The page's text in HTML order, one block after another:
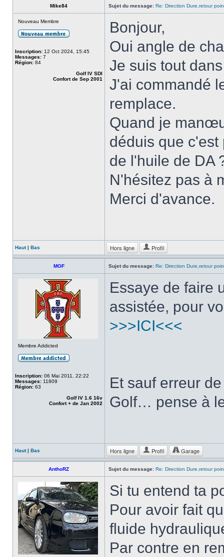
Mike84 Sujet du message: Re: Direction Dure,retour
Nouveau Membre
Inscription: 12 Oct 2024, 15:45
Messages: 7
Région: 84
Golf IV SDI
Confort de Sep 2001
Bonjour,
Oui angle de
Je suis tout
J'ai commandé
remplace.
Quand je
déduis que
de l'huile de DA
N'hésitez pas à
Merci d'avance.
Haut| Bas Hors ligne Profil
MOF Sujet du message: Re: Direction Dure,retour
Membre Addicted
Inscription: 06 Mai 2011, 22:22
Messages: 11809
Région: 63
Golf IV 1.6 16v
Confort + de Jan 2002
Essaye de faire
assistée, pour
>>>ICI<<<
Et sauf erreur
Golf… pense à
Haut| Bas Hors ligne Profil Garage
AnthoRZ Sujet du message: Re: Direction Dure,retour
Si tu entend ta
Pour avoir fait
fluide
Par contre en